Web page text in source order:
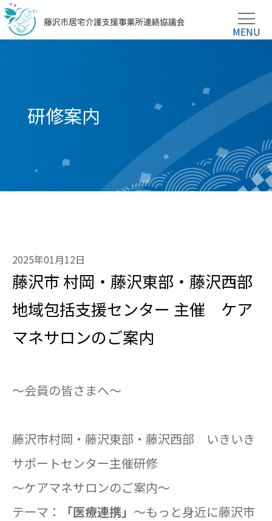
研修案内
2025年01月12日
藤沢市 村岡・藤沢東部・藤沢西部
地域包括支援センター 主催 ケア
マネサロンのご案内
～会員の皆さまへ～
藤沢市村岡・藤沢東部・藤沢西部 いきいき
サポートセンター主催研修
～ケアマネサロンのご案内～
テーマ：
「医療連携」 ～もっと身近に藤沢市